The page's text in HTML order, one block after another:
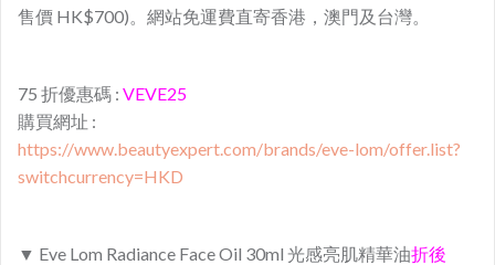
售價 HK$700)。網站免運費直寄香港，澳門及台灣。
75 折優惠碼 : VEVE25
購買網址 :
https://www.beautyexpert.com/brands/eve-lom/offer.list?
switchcurrency=HKD
▼ Eve Lom Radiance Face Oil 30ml 光感亮肌精華油折後